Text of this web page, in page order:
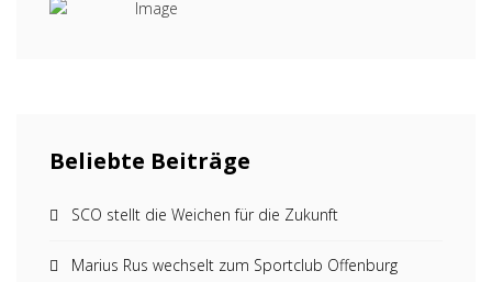
Beliebte Beiträge
SCO stellt die Weichen für die Zukunft
Marius Rus wechselt zum Sportclub Offenburg